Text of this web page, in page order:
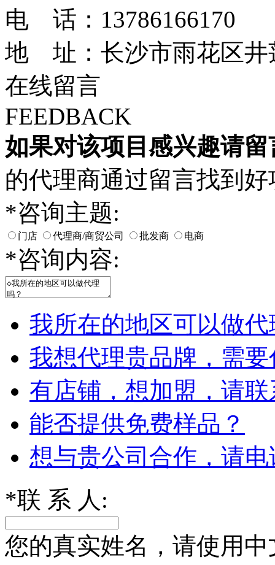
电 话：13786166170
地 址：长沙市雨花区井
在线留言
FEEDBACK
如果对该项目感兴趣请留
的代理商通过留言找到
*咨询主题:
门店 代理商/商贸公司 批发商 电商
*咨询内容:
我所在的地区可以做
我想代理贵品牌，需
有店铺，想加盟，请
能否提供免费样品？
想与贵公司合作，请
*联 系 人:
您的真实姓名，请使用中